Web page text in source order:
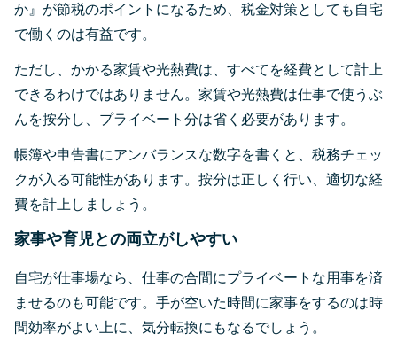
か』が節税のポイントになるため、税金対策としても自宅
で働くのは有益です。
ただし、かかる家賃や光熱費は、すべてを経費として計上
できるわけではありません。家賃や光熱費は仕事で使うぶ
んを按分し、プライベート分は省く必要があります。
帳簿や申告書にアンバランスな数字を書くと、税務チェッ
クが入る可能性があります。按分は正しく行い、適切な経
費を計上しましょう。
家事や育児との両立がしやすい
自宅が仕事場なら、仕事の合間にプライベートな用事を済
ませるのも可能です。手が空いた時間に家事をするのは時
間効率がよい上に、気分転換にもなるでしょう。